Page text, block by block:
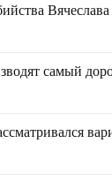
самый